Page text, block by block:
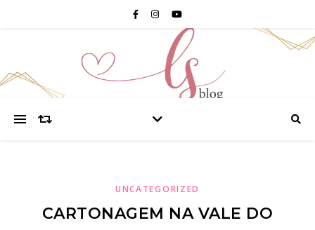
UNCATEGORIZED
CARTONAGEM NA VALE DO